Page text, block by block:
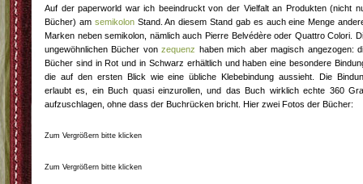
Auf der paperworld war ich beeindruckt von der Vielfalt an Produkten (nicht
Bücher) am semikolonStand. An diesem Stand gab es auch eine Menge
Marken neben semikolon, nämlich auch Pierre Belvédère oder Quattro Colori.
ungewöhnlichen Bücher vonzequenz haben mich aber magisch angezogen:
Bücher sind in Rot und in Schwarz erhältlich und haben eine besondere
die auf den ersten Blick wie eine übliche Klebebindung aussieht. Die
erlaubt es, ein Buch quasi einzurollen, und das Buch wirklich echte 360
aufzuschlagen, ohne dass der Buchrücken bricht. Hier zwei Fotos der Bücher:
Zum Vergrößern bitte klicken
Zum Vergrößern bitte klicken